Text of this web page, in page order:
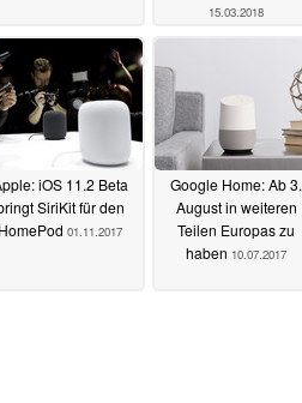
15.03.2018
iOS 11.2 Beta
SiriKit für den
HomePod 01.11.2017
Google Home: Ab 3.
August in weiteren
Teilen Europas zu
haben 10.07.2017